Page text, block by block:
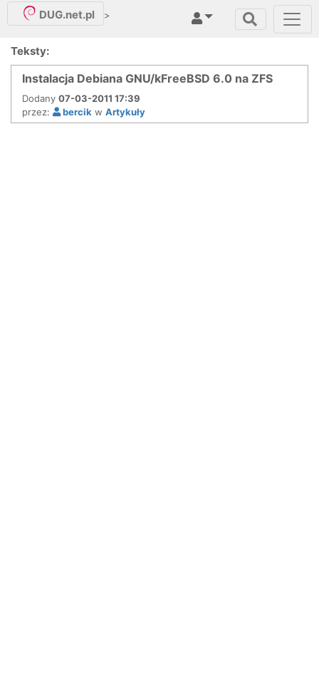
DUG.net.pl >
Teksty:
Instalacja Debiana GNU/kFreeBSD 6.0 na ZFS
Dodany 07-03-2011 17:39
przez:
bercik w Artykuły